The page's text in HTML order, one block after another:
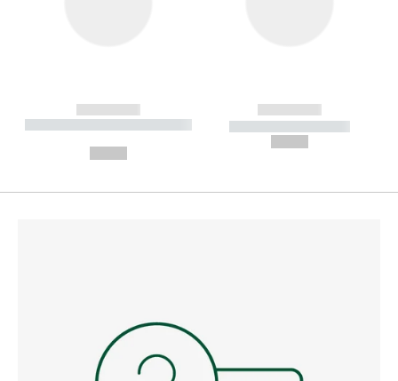
------------
----------- ----------- --------
------------
----------- -----------